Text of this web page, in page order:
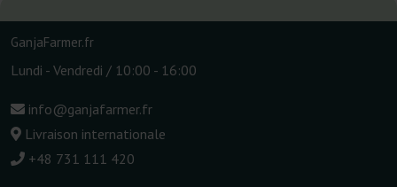
GanjaFarmer.fr
Lundi - Vendredi / 10:00 - 16:00
info@ganjafarmer.fr
Livraison internationale
+48 731 111 420